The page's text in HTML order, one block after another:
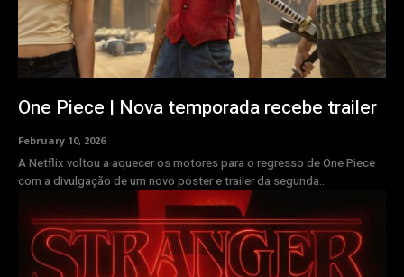
One Piece | Nova temporada recebe trailer
February 10, 2026
A Netflix voltou a aquecer os motores para o regresso de One Piece
com a divulgação de um novo poster e trailer da segunda...